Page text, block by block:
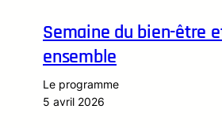
Semaine du bien-être
ensemble
Le programme
5 avril 2026